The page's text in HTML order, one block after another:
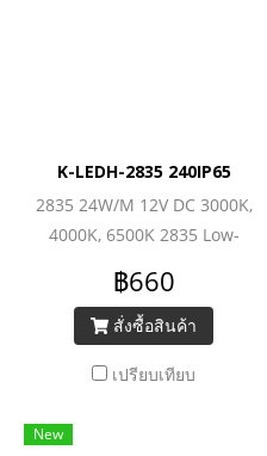
K-LEDH-2835 240IP65
2835 24W/M 12V DC 3000K,
4000K, 6500K 2835 Low-
Power (240LEDs/M)
2880lm/M
฿660
สั่งซื้อสินค้า
เปรียบเทียบ
New